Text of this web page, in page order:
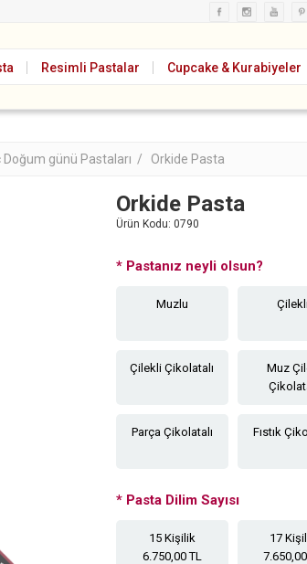
Resimli Pastalar Cupcake & Kurabiyeler
Doğum günü Pastaları / Orkide Pasta
Orkide Pasta
Ürün Kodu: 0790
* Pastanız neyli olsun?
Muzlu
Çilekli Çikolatalı
Muz
Parça Çikolatalı Fıstık
* Pasta Dilim Sayısı
15 Kişilik
6.750,00 TL
17